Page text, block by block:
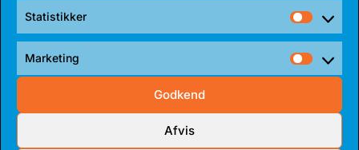
Statistikker
Marketing
Godkend
Afvis
SENESTE NYHEDER